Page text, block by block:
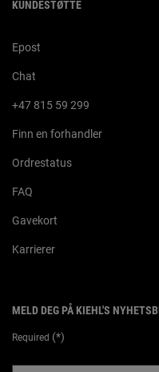
KUNDESTØTTE
Epost
Chat
+47 815 59 299
Finn en forhandler
Ordrestatus
FAQ
Gavekort
Karrierer
MELD DEG PÅ KIEHL'S
Required (*)